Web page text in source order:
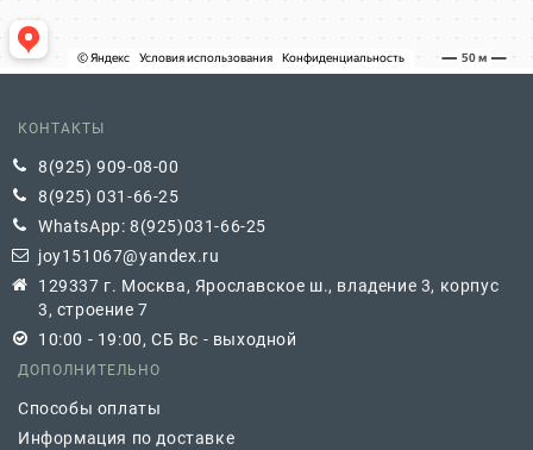
КОНТАКТЫ
8(925) 909-08-00
8(925) 031-66-25
WhatsApp: 8(925)031-66-25
joy151067@yandex.ru
129337 г. Москва, Ярославское ш., владение 3, корпус
3, строение 7
10:00 - 19:00, СБ Вс - выходной
ДОПОЛНИТЕЛЬНО
Способы оплаты
Информация по доставке